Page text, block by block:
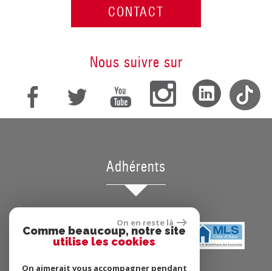
CONTACT
Nous suivre sur
Adhérents
On en reste là
Comme beaucoup, notre site
utilise les cookies
On aimerait vous accompagner pendant